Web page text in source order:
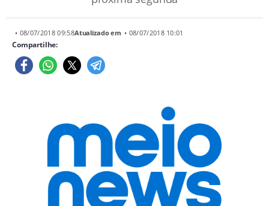
• 08/07/2018 09:58Atualizado em • 08/07/2018 10:01
Compartilhe: